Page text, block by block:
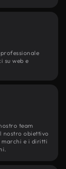
su web e
team
nostro obiettivo
marchi e i diritti